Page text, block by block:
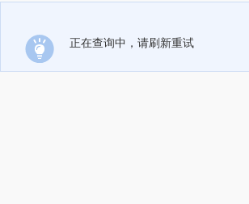
正在查询中，请刷新重试